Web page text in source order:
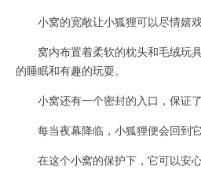
小窝的宽敞让小狐狸可以尽情嬉戏
窝内布置着柔软的枕头和毛绒玩
的睡眠和有趣的玩耍。
小窝还有一个密封的入口，保证了
每当夜幕降临，小狐狸便会回到它
在这个小窝的保护下，它可以安心